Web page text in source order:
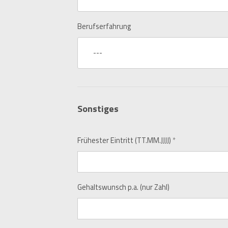
Berufserfahrung
---
Sonstiges
Frühester Eintritt (TT.MM.JJJJ) *
Gehaltswunsch p.a. (nur Zahl)